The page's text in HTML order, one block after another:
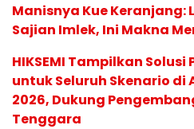
Manisnya Kue Keranjang:
Sajian Imlek, Ini Makna
HIKSEMI Tampilkan
untuk Seluruh Skenario di
2026, Dukung
Tenggara